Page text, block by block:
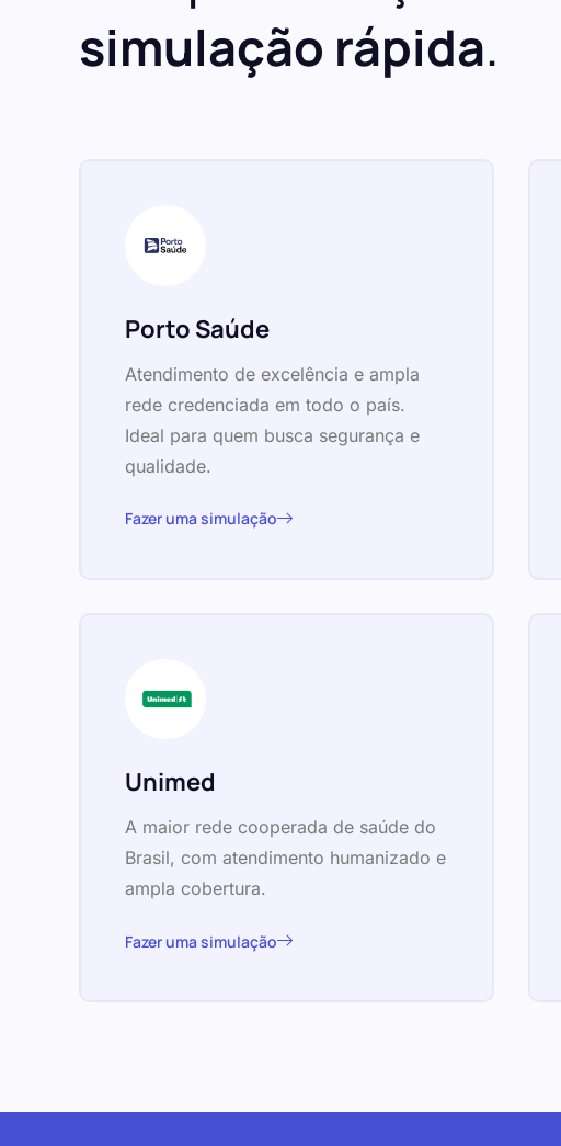
simulação rápida.
Porto Saúde
Atendimento de excelência e ampla
rede credenciada em todo o país.
Ideal para quem busca segurança e
qualidade.
Fazer uma simulação
Unimed
A maior rede cooperada de saúde do
Brasil, com atendimento humanizado e
ampla cobertura.
Fazer uma simulação